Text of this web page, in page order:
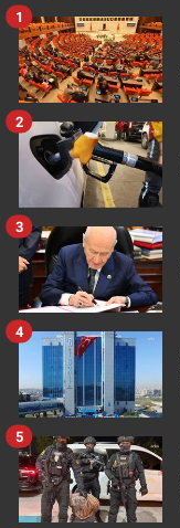
1
2
3
4
5